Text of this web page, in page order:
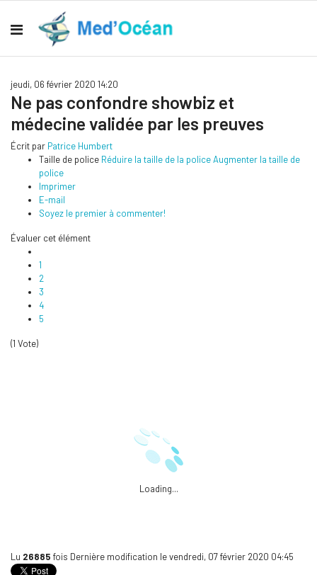
jeudi, 06 février 2020 14:20
Ne pas confondre showbiz et
médecine validée par les preuves
Écrit par Patrice Humbert
Taille de police Réduire la taille de la policeAugmenter la taille de
police
Imprimer
E-mail
Soyez le premier à commenter!
Évaluer cet élément
1
2
3
4
5
(1 Vote)
Loading...
Lu 26885 fois Dernière modification le vendredi, 07 février 2020 04:45